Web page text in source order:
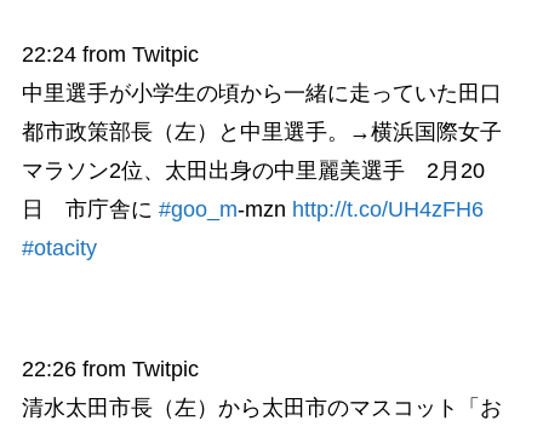
22:24from Twitpic
中里選手が小学生の頃から一緒に走っていた田口
都市政策部長（左）と中里選手。→横浜国際女子
マラソン2位、太田出身の中里麗美選手 2月20
日 市庁舎に #goo_m-mzn http://t.co/UH4zFH6
#otacity
22:26from Twitpic
清水太田市長（左）から太田市のマスコット「お